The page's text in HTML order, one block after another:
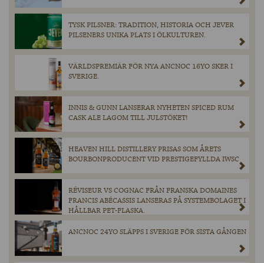
TYSK PILSNER: TRADITION, HISTORIA OCH JEVER
PILSENERS UNIKA PLATS I ÖLKULTUREN.
VÄRLDSPREMIÄR FÖR NYA ANCNOC 16YO SKER I
SVERIGE.
INNIS & GUNN LANSERAR NYHETEN SPICED RUM
CASK ALE LAGOM TILL JULSTÖKET!
HEAVEN HILL DISTILLERY PRISAS SOM ÅRETS
BOURBONPRODUCENT VID PRESTIGEFYLLDA IWSC
RÉVISEUR VS COGNAC FRÅN FRANSKA DOMAINES
FRANCIS ABÉCASSIS LANSERAS PÅ SYSTEMBOLAGET I
HÅLLBAR PET-FLASKA.
ANCNOC 24YO SLÄPPS I SVERIGE FÖR SISTA GÅNGEN